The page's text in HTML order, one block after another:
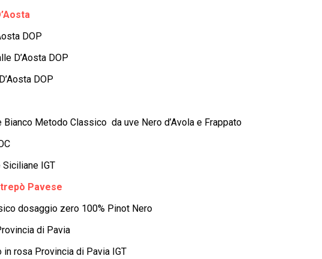
DOP
D’Aosta DOP
DOP
Bianco Metodo Classico da uve Nero d’Avola e Frappato
Siciliane IGT
Pavese
dosaggio zero 100% Pinot Nero
di Pavia
rosa Provincia di Pavia IGT